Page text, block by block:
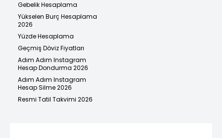
Gebelik Hesaplama
Yükselen Burç Hesaplama
2026
Yüzde Hesaplama
Geçmiş Döviz Fiyatları
Adım Adım Instagram
Hesap Dondurma 2026
Adım Adım Instagram
Hesap Silme 2026
Resmi Tatil Takvimi 2026